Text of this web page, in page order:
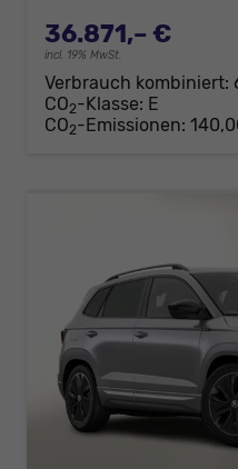
36.871,– €
incl. 19% MwSt.
Verbrauch kombiniert:
CO2-Klasse: E
CO2-Emissionen: